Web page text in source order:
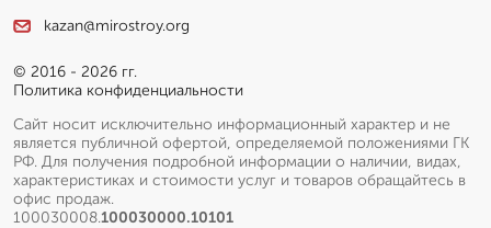
kazan@mirostroy.org
© 2016 - 2026 гг.
Политика конфиденциальности
Сайт носит исключительно информационный характер и не
является публичной офертой, определяемой положениями ГК
РФ. Для получения подробной информации о наличии, видах,
характеристиках и стоимости услуг и товаров обращайтесь в
офис продаж.
100030008.100030000.10101